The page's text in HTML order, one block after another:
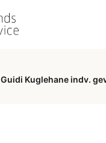
Guidi Kuglehane indv.